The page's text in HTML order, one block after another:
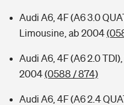
Audi A6, 4F (A6 3.0
Limousine, ab 2004
Audi A6, 4F (A6 2.0
2004(0588 / 874)
Audi A6, 4F (A6 2.4